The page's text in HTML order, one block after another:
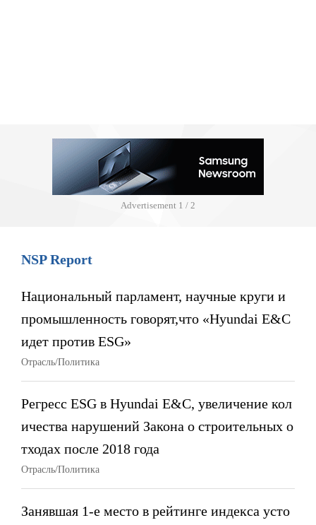
Advertisement 1 / 2
NSP Report
Национальный парламент, научные круги и
промышленность говорят,что «Hyundai E&C
идет против ESG»
Отрасль/Политика
Регресс ESG в Hyundai E&C, увеличение кол
ичества нарушений Закона о строительных о
тходах после 2018 года
Отрасль/Политика
Занявшая 1-е место в рейтинге индекса усто